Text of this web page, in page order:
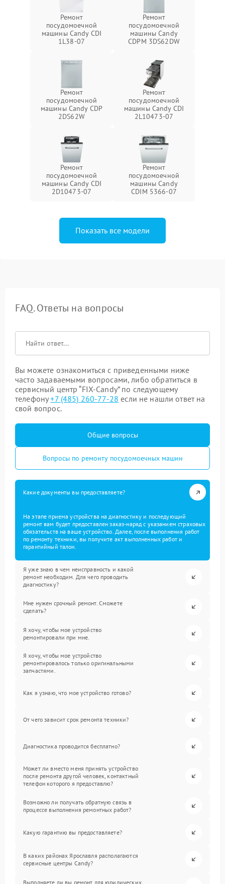
Ремонт
посудомоечной
машины Candy CDI
1L38-07
Ремонт
посудомоечной
машины Candy
CDPM 3DS62DW
Ремонт
посудомоечной
машины Candy CDP
2DS62W
Ремонт
посудомоечной
машины Candy CDI
2L10473-07
Ремонт
посудомоечной
машины Candy CDI
2D10473-07
Ремонт
посудомоечной
машины Candy
CDIM 5366-07
Показать все модели
FAQ. Ответы на вопросы
Вы можете ознакомиться с приведенными ниже
часто задаваемыми вопросами, либо обратиться в
сервисный центр “FIX-Candy” по следующему
телефону+7 (485) 260-77-28 если не нашли ответ на
свой вопрос.
Общие вопросы
Вопросы по ремонту посудомоечных машин
Какие документы вы предоставляете?
На этапе приема устройства на диагностику и последующий
ремонт вам будет предоставлен заказ-наряд с указанием страховых
обязательств на ваше устройство. Далее, после выполнения работ
по ремонту техники, вы получите акт выполненных работ и
гарантийный талон.
Я уже знаю в чем неисправность и какой
ремонт необходим. Для чего проводить
диагностику?
Мне нужен срочный ремонт. Сможете
сделать?
Я хочу, чтобы мое устройство
ремонтировали при мне.
Я хочу, чтобы мое устройство
ремонтировалось только оригинальными
запчастями.
Как я узнаю, что мое устройство готово?
От чего зависит срок ремонта техники?
Диагностика проводится бесплатно?
Может ли вместо меня принять устройство
после ремонта другой человек, контактный
телефон которого я предоставлю?
Возможно ли получать обратную связь в
процессе выполнения ремонтных работ?
Какую гарантию вы предоставляете?
В каких районах Ярославля располагаются
сервисные центры Candy?
Выполняете ли вы ремонт для юридических